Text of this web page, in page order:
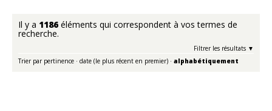
Il y a 1186 éléments qui correspondent à vos termes de
recherche.
Filtrer les résultats
Trier par pertinence · date (le plus récent en premier) · alphabétiquement